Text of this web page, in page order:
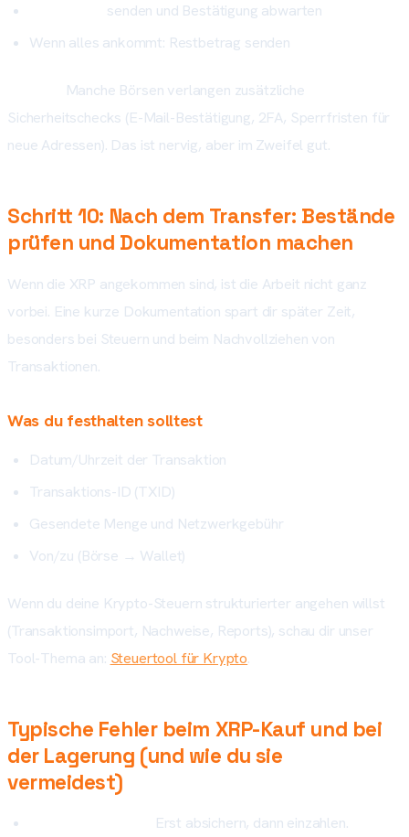
senden und Bestätigung abwarten
Wenn alles ankommt: Restbetrag senden
Manche Börsen verlangen zusätzliche
Sicherheitschecks (E-Mail-Bestätigung, 2FA, Sperrfristen für
neue Adressen). Das ist nervig, aber im Zweifel gut.
Schritt 10: Nach dem Transfer: Bestände
prüfen und Dokumentation machen
Wenn die XRP angekommen sind, ist die Arbeit nicht ganz
vorbei. Eine kurze Dokumentation spart dir später Zeit,
besonders bei Steuern und beim Nachvollziehen von
Transaktionen.
Was du festhalten solltest
Datum/Uhrzeit der Transaktion
Transaktions-ID (TXID)
Gesendete Menge und Netzwerkgebühr
Von/zu (Börse → Wallet)
Wenn du deine Krypto-Steuern strukturierter angehen willst
(Transaktionsimport, Nachweise, Reports), schau dir unser
Tool-Thema an: Steuertool für Krypto.
Typische Fehler beim XRP-Kauf und bei
der Lagerung (und wie du sie
vermeidest)
Erst absichern, dann einzahlen.